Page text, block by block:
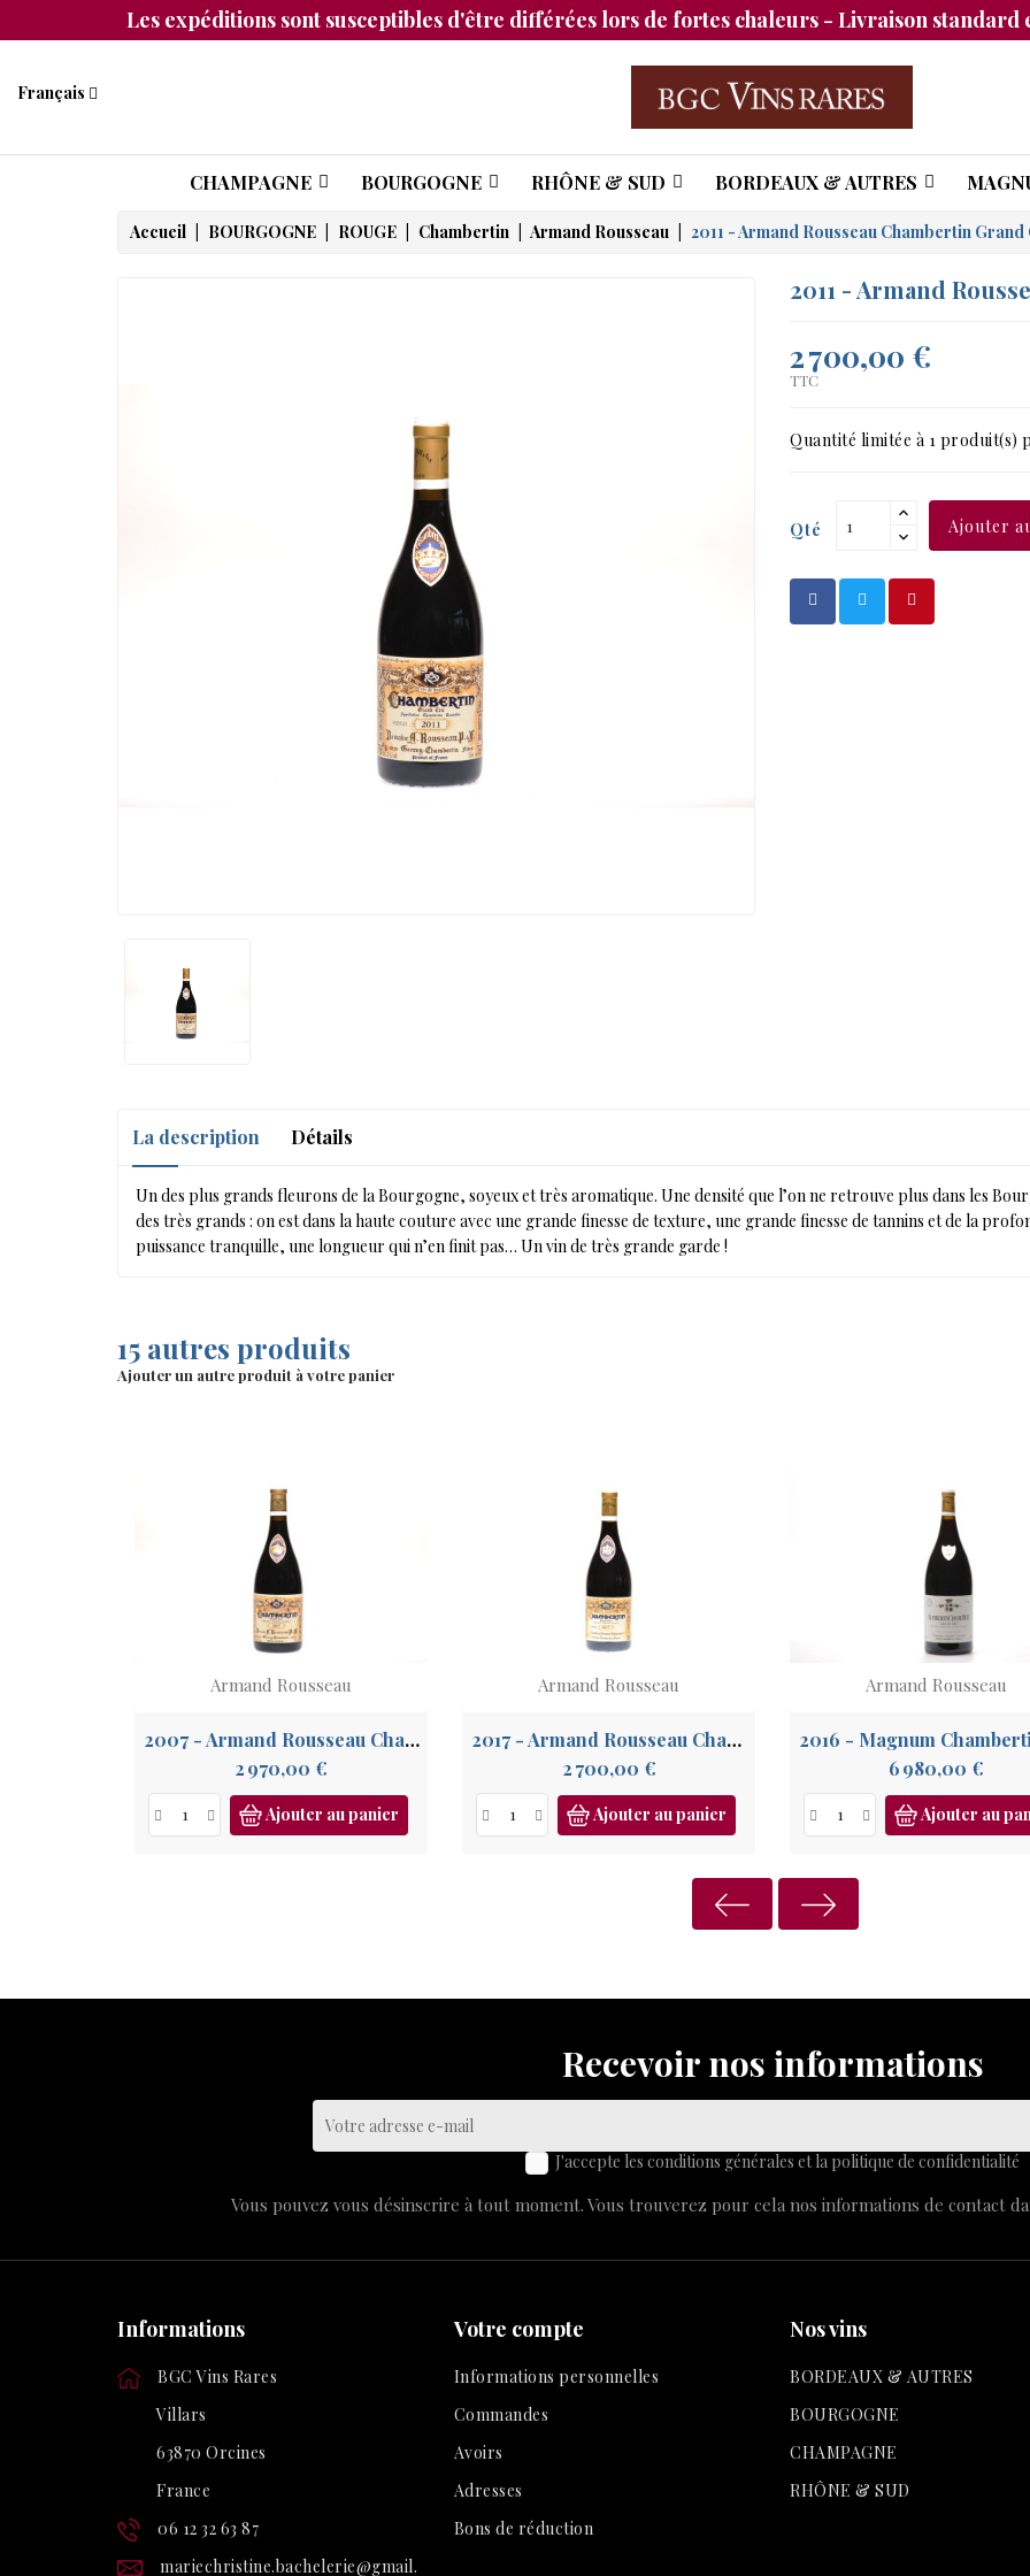
Les expéditions sont susceptibles d'être différées lors de fortes chaleurs - Livraison standard
Français
CHAMPAGNE BOURGOGNE RHÔNE & SUD BORDEAUX & AUTRES
Accueil BOURGOGNE ROUGE Chambertin Armand Rousseau 2011 - Armand Rousseau Chambertin Grand
2011 - Armand
2 700,00 €
TTC
Quantité limitée à 1 produit(s)
Qté Ajouter
La description Détails
Un des plus grands fleurons de la Bourgogne, soyeux et très aromatique. Une densité que l’on ne retrouve plus dans les
des très grands : on est dans la haute couture avec une grande finesse de texture, une grande finesse de tannins et de la
puissance tranquille, une longueur qui n’en finit pas… Un vin de très grande garde !
15 autres produits
Ajouter un autre produit à votre panier
Armand Rousseau
2007 - Armand Rousseau Chambertin Grand Cru
2 970,00 €
Ajouter au panier
Armand Rousseau
2017 - Armand Rousseau Chambertin Grand Cru
2 700,00 €Prix
Ajouter au panier
Armand Rousseau
6 980,00 €
Ajouter au
Recevoir nos informations
J'accepte les conditions générales et la politique de confidentialité
Vous pouvez vous désinscrire à tout moment. Vous trouverez pour cela nos informations de contact
Informations
BGC Vins Rares
Villars
63870 Orcines
France
06 12 32 63 87
mariechristine.bachelerie@gmail.
Votre compte
Informations personnelles
Commandes
Avoirs
Adresses
Bons de réduction
Nos vins
BORDEAUX & AUTRES
BOURGOGNE
CHAMPAGNE
RHÔNE & SUD